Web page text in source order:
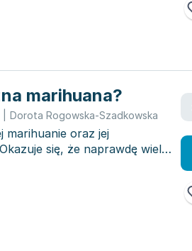
marihuana?
Dorota Rogowska-Szadkowska
marihuanie oraz jej
się, że naprawdę wiele i